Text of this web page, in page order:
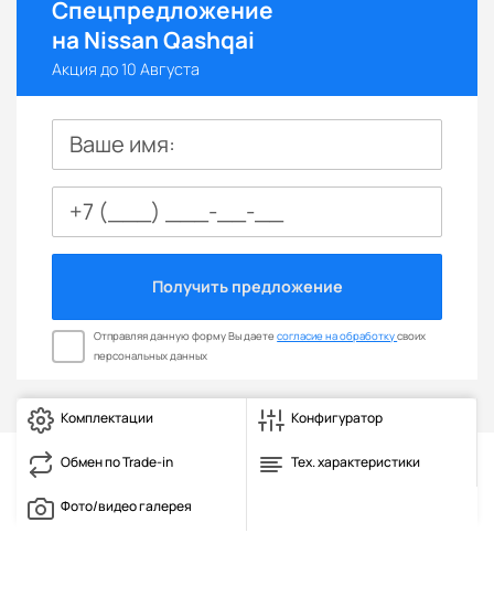
Спецпредложение
на Nissan Qashqai
Акция до 10 Августа
Ваше имя:
Получить предложение
Отправляя данную форму Вы даетесогласие на обработкусвоих
персональных данных
Комплектации Конфигуратор
Обмен по Trade-in Тех. характеристики
Фото/видео галерея